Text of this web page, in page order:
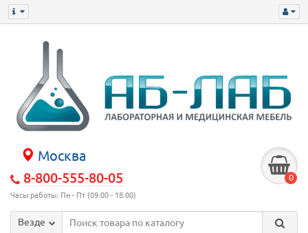
Москва
8-800-555-80-05
Часы работы: Пн - Пт (09:00 - 18:00)
0
Везде